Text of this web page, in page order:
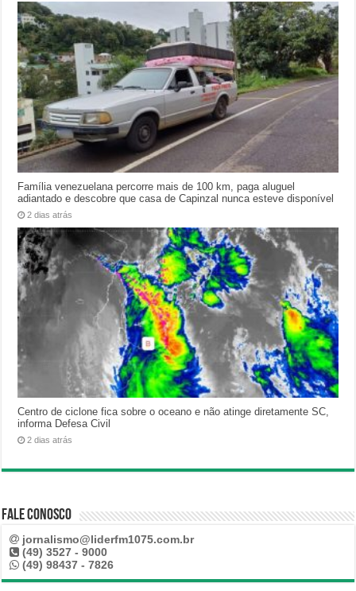
Família venezuelana percorre mais de 100 km, paga aluguel
adiantado e descobre que casa de Capinzal nunca esteve disponível
2 dias atrás
Centro de ciclone fica sobre o oceano e não atinge diretamente SC,
informa Defesa Civil
2 dias atrás
Fale Conosco
jornalismo@liderfm1075.com.br
(49) 3527 - 9000
(49) 98437 - 7826